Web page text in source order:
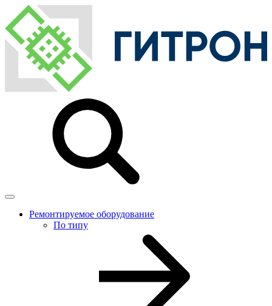
Ремонтируемое оборудование
По типу